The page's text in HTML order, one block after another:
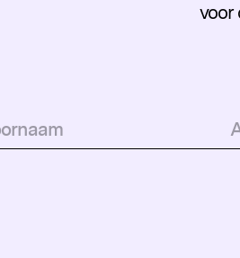
voor